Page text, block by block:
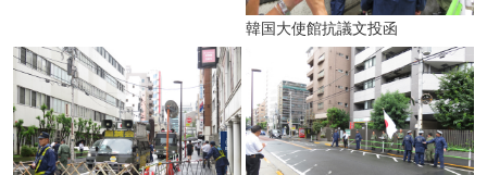
韓国大使館抗議文投函